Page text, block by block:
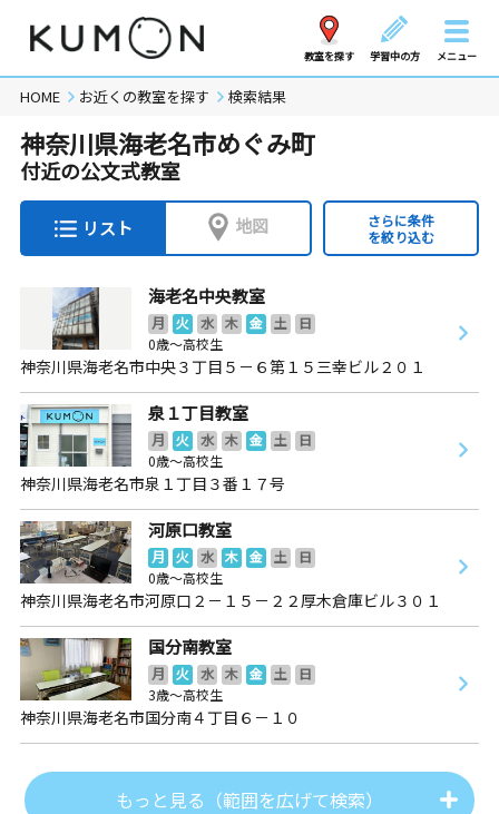
教室を探す 学習中の方 メニュー
HOME お近くの教室を探す 検索結果
神奈川県海老名市めぐみ町
付近の公文式教室
リスト 地図
さらに条件
を絞り込む
海老名中央教室
月 火 水 木 金 土
日
0歳～高校生
神奈川県海老名市中央３丁目５－６第１５三幸ビル２０１
泉１丁目教室
月 火 水 木 金 土
日
0歳～高校生
神奈川県海老名市泉１丁目３番１７号
河原口教室
月 火 水 木 金 土
日
0歳～高校生
神奈川県海老名市河原口２－１５－２２厚木倉庫ビル３０１
国分南教室
月 火 水 木 金 土
日
3歳～高校生
神奈川県海老名市国分南４丁目６－１０
もっと見る（範囲を広げて検索）